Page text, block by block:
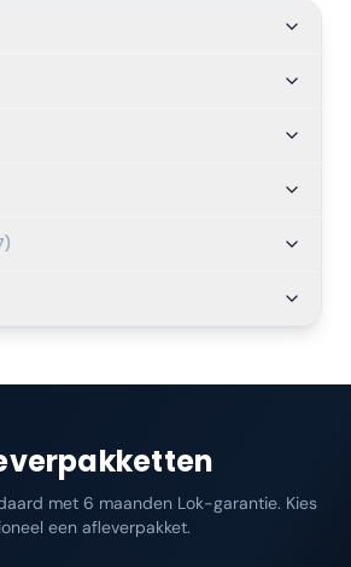
)
met 6 maanden Lok-garantie. Kies
een afleverpakket.